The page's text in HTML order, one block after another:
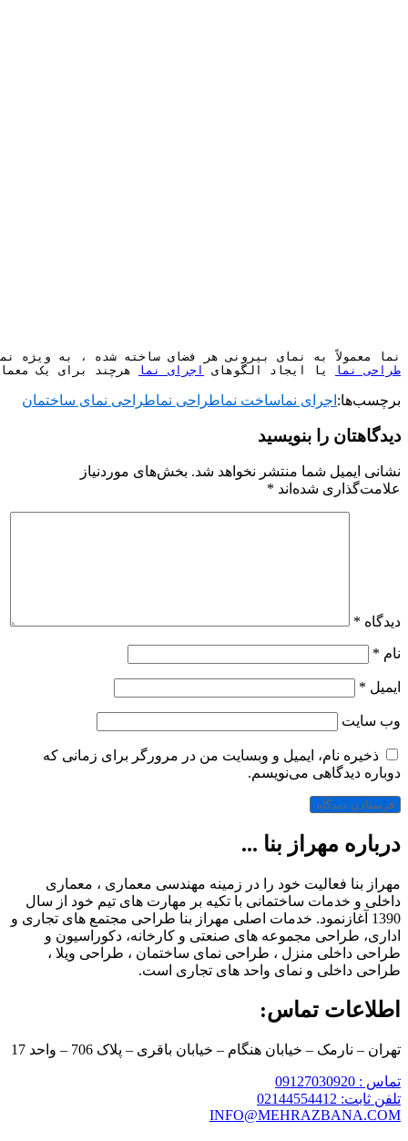
نما معمولاً به نمای بیرونی هر فضای ساخته شده ، به
طراحی نما
یا ایجاد الگوهای اجرای نما هرچند برای یک
برچسب‌ها: اجرای نماساخت نماطراحی نماطراحی نمای ساختمان
دیدگاهتان را بنویسید
نشانی ایمیل شما منتشر نخواهد شد. بخش‌های موردنیاز
علامت‌گذاری شده‌اند *
دیدگاه *
نام *
ایمیل *
وب‌ سایت
ذخیره نام، ایمیل و وبسایت من در مرورگر برای زمانی که
دوباره دیدگاهی می‌نویسم.
درباره مهراز بنا ...
مهراز بنا فعالیت خود را در زمینه مهندسی معماری ، معماری
داخلی و خدمات ساختمانی با تکیه بر مهارت های تیم خود از سال
1390 آغازنمود. خدمات اصلی مهراز بنا طراحی مجتمع های تجاری و
اداری، طراحی مجموعه های صنعتی و کارخانه، دکوراسیون و
طراحی داخلی منزل ، طراحی نمای ساختمان ، طراحی ویلا ،
طراحی داخلی و نمای واحد های تجاری است.
اطلاعات تماس:
تهران – نارمک – خیابان هنگام – خیابان باقری – پلاک 706 – واحد 17
تماس : 09127030920
تلفن ثابت: 02144554412
INFO@MEHRAZBANA.COM